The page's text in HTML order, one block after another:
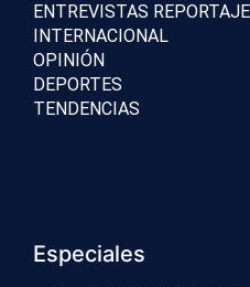
ENTREVISTAS
INTERNACIONAL
OPINIÓN
DEPORTES
TENDENCIAS
Especiales